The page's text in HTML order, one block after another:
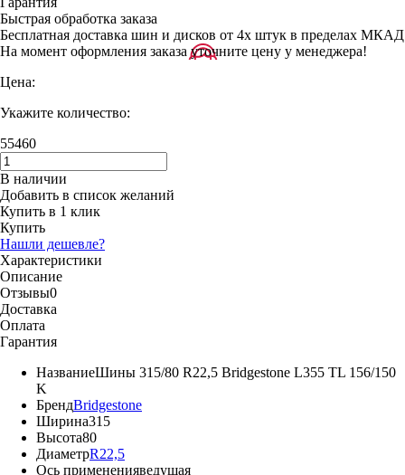
Быстрая обработка заказа
Бесплатная доставка шин и дисков от 4х штук в пределах МКАД
На момент оформления заказа уточните цену у менеджера!
Цена:
Укажите количество:
55460
В наличии
Добавить в список желаний
Купить в 1 клик
Купить
Нашли дешевле?
Характеристики
Описание
Отзывы0
Доставка
Оплата
Гарантия
НазваниеШины 315/80 R22,5 Bridgestone L355 TL 156/150
K
БрендBridgestone
Ширина315
Высота80
ДиаметрR22,5
Ось примененияведущая